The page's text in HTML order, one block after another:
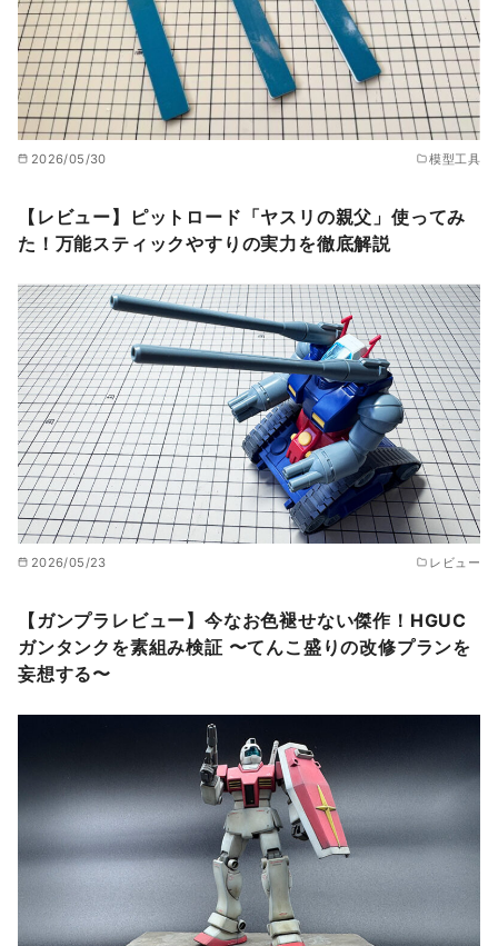
2026/05/30 模型工具
【レビュー】ピットロード「ヤスリの親父」使ってみ
た！万能スティックやすりの実力を徹底解説
2026/05/23 レビュー
【ガンプラレビュー】今なお色褪せない傑作！HGUC
ガンタンクを素組み検証 〜てんこ盛りの改修プランを
妄想する〜